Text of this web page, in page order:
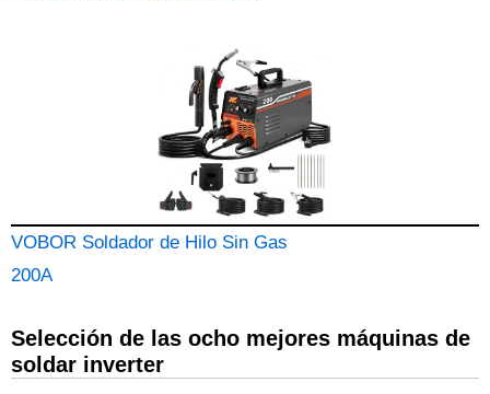
VOBOR Soldador de Hilo Sin Gas
200A
Selección de las ocho mejores máquinas de
soldar inverter